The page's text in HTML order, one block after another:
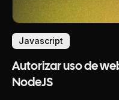
Javascript
Autorizar uso de
NodeJS